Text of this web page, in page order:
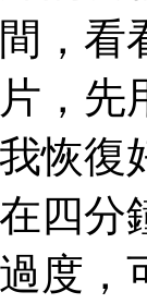
，看
，先
恢復
四
度